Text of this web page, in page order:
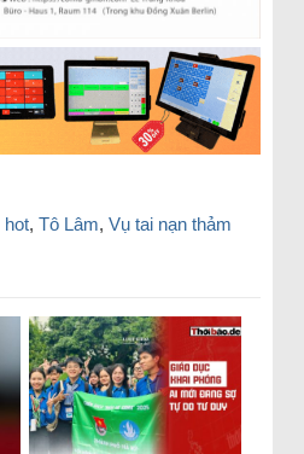
hot, Tô Lâm, Vụ tai nạn thảm